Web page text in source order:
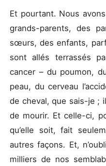
Et pourtant. Nous
grands-parents, des
sœurs, des enfants,
sont allés terrassés
cancer – du poumon,
peau, du cerveau
de cheval, que sais-je ;
de mourir. Et celle-ci,
qu’elle soit, fait
autres façons. Et,
milliers de nos